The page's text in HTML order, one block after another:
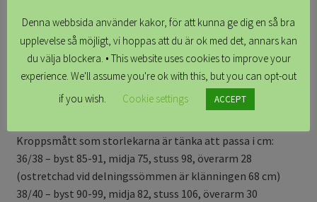
modellen är flexibel. Väljer du mellan två storlekar så
rekommenderar vi den större eller ännu hellre prata med
oss så hjälper vi dig att välja. Skärpet är löst utan hällor
och kan knytas över sömmen, i håret eller kanske på
Kroppsmått som storlekarna är tänka att passa i cm:
36/38 – byst 85-91, midja 75, stuss 98, överarm 28
(ostretchad vid delningssömmen är klänningen 68 cm)
38/40 – byst 90-99, midja 82, stuss 106, överarm 30
Denna webbsida använder kakor, för att kunna ge dig en så bra
upplevelse så möjligt, vi hoppas att du är ok med det, annars kan
du välja blockera. • This website uses cookies to improve your
experience. We'll assume you're ok with this, but you can opt-out
if you wish.
Cookie settings ACCEPT